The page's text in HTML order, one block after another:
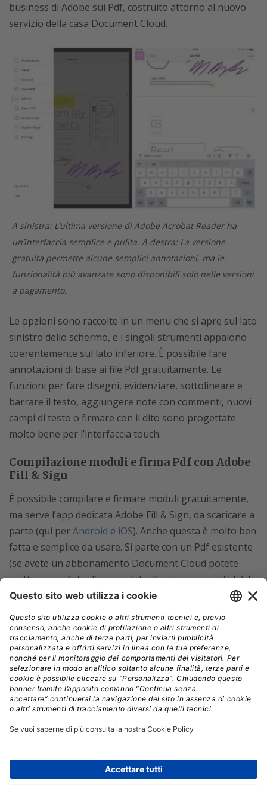
business di Adobe sui Pdf, costruito attorno al nuovo
servizio della casa Document Cloud.
A sinistra: L’ultima versione di Adobe Acrobat Reader ha
un’interfaccia semplice e pulita. A destra: La versione
gratuita permette alcune semplici annotazioni, ma le
funzionalità più avanzate sono disponibili solo nelle versioni
a pagamento.
Le opzioni sono raccolte in un menu che si apre sul lato
sinistro dello schermo, e i singoli strumenti appaiono
coerentemente sul lato inferiore. È possibile fare
annotazioni di base ai file Pdf gratuitamente. Le
funzioni per fare disegni, evidenziare, sottolineare e
barrare il testo, aggiungere note con commenti, nuovi
campi di testo o firmare con il dito sono progettate
molto bene per l’interfaccia touch.
Compilazione moduli e firma Pdf con Adobe
Fill & Sign
È possibile compilare e firmare moduli gratuitamente,
ma serve l’app dedicata Adobe Fill & Sign, da scaricare a
parte (qui perAndroid e iOS). Anche questa è molto ben
fatta e semplice da usare. Si parte con un Pdf esistente
(se avete un abbonamento Document Cloud potete
scattare una foto di un modulo di carta e convertirla). In
seguito, si può scrivere nei campi, o completarli
automaticamente con testi preregistrati, come il vostro
indirizzo, e poi firmare il tutto con le dita o uno stilo (è
possibile anche registrare la propria firma per
riutilizzarla).
È possibile aprire e registrare file Pdf usando un’ampia
gamma di servizi cloud: iCloud, Google Drive, Dropbox,
servizio a pagamento. Se scegliete però di abbonarvi ad
Document Cloud), potrete sincronizzare